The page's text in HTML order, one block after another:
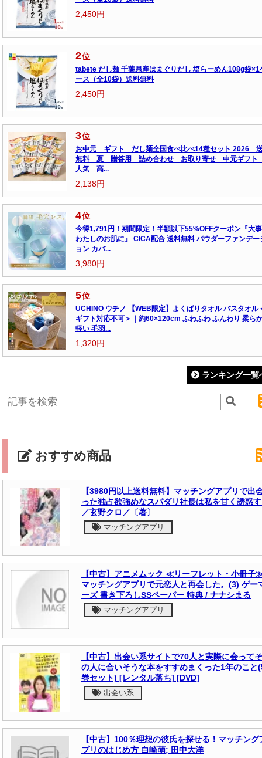
2,450円
2位
tabete だし麺 千葉県産はまぐりだし 塩らーめん108g袋×1
ース（全10袋）送料無料
2,450円
3位
お中元 ギフト だし麺全国食べ比べ14種セット 2026
無料 夏 贈答用 詰め合わせ お取り寄せ 中元ギフ
人気 高...
2,138円
4位
今得1,791円！期間限定！半額以下55%OFFクーポン『大
わたしのお肌に』 CICA配合 送料無料 パウダーファンデー
ョン カバ...
3,980円
5位
UCHINO ウチノ 【WEB限定】よくばりタオル バスタオル
ギフト対応不可＞｜約60×120cm ふわふわ ふんわり 柔ら
軽い 毛羽...
1,320円
ランキング一覧
おすすめ商品
【3980円以上送料無料】マッチングアプリで出
った独占欲強めなスパダリ社長は私を甘く誘惑
／玄野クロ／〔著〕
マッチングアプリ
【中古】アニメムック ≪リーフレット・小冊子
マッチングアプリで元恋人と再会した。(3) ゲー
ーズ 書き下ろしSSペーパー 特典 / ナナシまる
マッチングアプリ
【中古】出会い系サイトで70人と実際に会ってそ
の人に合いそうな本をすすめまくった1年のこと
巻セット) [レンタル落ち] [DVD]
出会い系
【中古】100％理想の彼氏を探せる！マッチング
プリのはじめ方 白崎萌; 田中大洋